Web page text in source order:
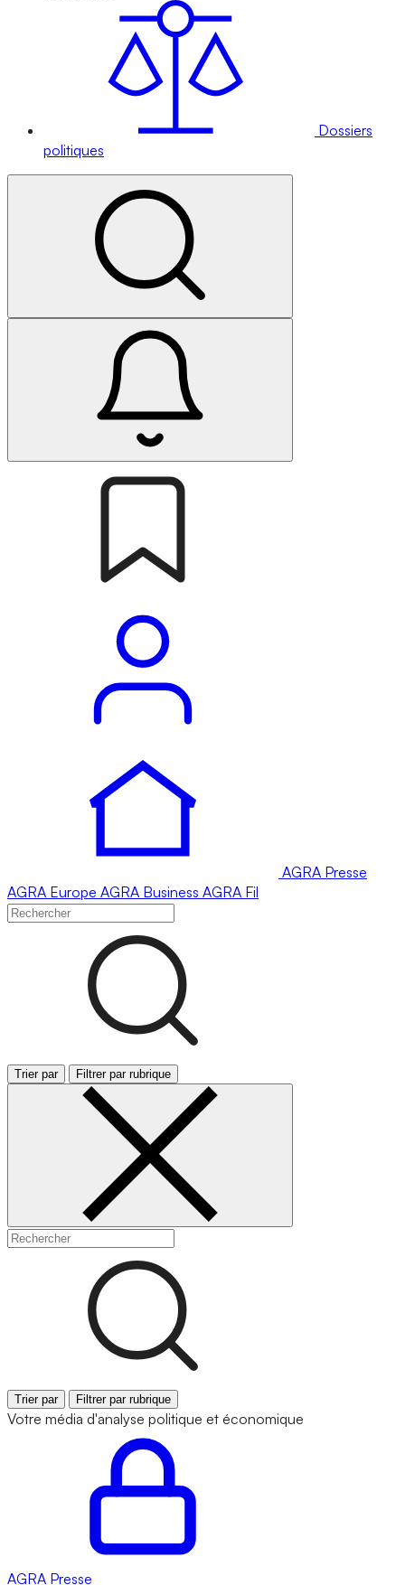
Dossiers
politiques
AGRA Presse
AGRA Europe AGRA Business AGRA Fil
Trier par Filtrer par rubrique
Trier par Filtrer par rubrique
Votre média d'analyse politique et économique
AGRA Presse